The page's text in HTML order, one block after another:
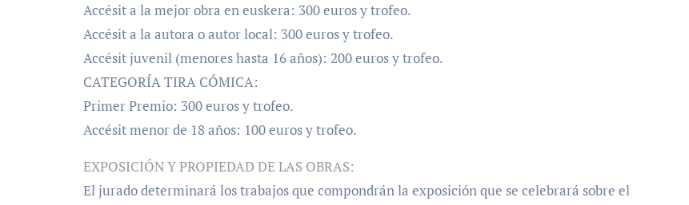
Accésit a la mejor obra en euskera: 300 euros y trofeo.
Accésit a la autora o autor local: 300 euros y trofeo.
Accésit juvenil (menores hasta 16 años): 200 euros y trofeo.
CATEGORÍA TIRA CÓMICA:
Primer Premio: 300 euros y trofeo.
Accésit menor de 18 años: 100 euros y trofeo.
EXPOSICIÓN Y PROPIEDAD DE LAS OBRAS:
El jurado determinará los trabajos que compondrán la exposición que se celebrará sobre el